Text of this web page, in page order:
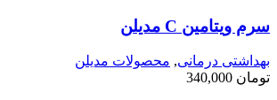
سرم ویتامین C مدیلن
بهداشتی درمانی, محصولات مدیلن
تومان